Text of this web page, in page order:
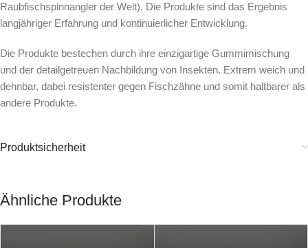
Raubfischspinnangler der Welt). Die Produkte sind das Ergebnis
langjähriger Erfahrung und kontinuierlicher Entwicklung.
Die Produkte bestechen durch ihre einzigartige Gummimischung
und der detailgetreuen Nachbildung von Insekten. Extrem weich und
dehnbar, dabei resistenter gegen Fischzähne und somit haltbarer als
andere Produkte.
Produktsicherheit
Ähnliche Produkte